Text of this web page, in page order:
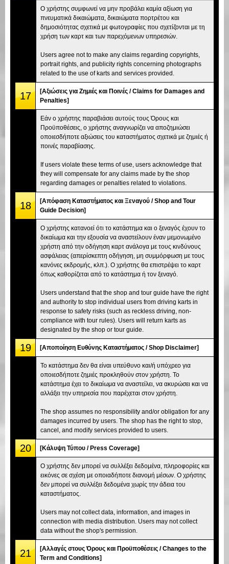
Ο χρήστης συμφωνεί να μην προβάλει καμία αξίωση για
πνευματικά δικαιώματα, δικαιώματα πορτρέτου και
δημοσιότητας σχετικά με φωτογραφίες που σχετίζονται με τη
χρήση των καρτ και των παρεχόμενων υπηρεσιών.
Users agree not to make any claims regarding copyrights,
portrait rights, and publicity rights concerning photographs
related to the use of karts and services provided.
17
[Αξιώσεις για Ζημιές και Ποινές / Claims for Damages and
Penalties]
Εάν ο χρήστης παραβιάσει αυτούς τους Όρους και
Προϋποθέσεις, ο χρήστης αναγνωρίζει να αποζημιώσει
οποιεσδήποτε αξιώσεις του καταστήματος σχετικά με ζημιές ή
ποινές παραβίασης.
If users violate these terms of use, users acknowledge that
they will compensate for any claims made by the shop
regarding damages or penalties related to violations.
18
[Απόφαση Καταστήματος και Ξεναγού / Shop and Tour
Guide Decision]
Ο χρήστης κατανοεί ότι το κατάστημα και ο ξεναγός έχουν το
δικαίωμα και την εξουσία να αναστείλουν έναν μεμονωμένο
χρήστη από την οδήγηση καρτ ανάλογα με τους κινδύνους
ασφάλειας (απερίσκεπτη οδήγηση, μη συμμόρφωση με τους
κανόνες εκδρομής, κλπ.). Ο χρήστης θα επιστρέψει το καρτ
όπως καθορίζεται από το κατάστημα ή τον ξεναγό.
Users understand that the shop and tour guide have the right
and authority to stop individual users from driving karts in
response to safety risks (such as reckless driving, non-
compliance with tour rules). Users will return karts as
designated by the shop or tour guide.
19 [Αποποίηση Ευθύνης Καταστήματος / Shop Disclaimer]
Το κατάστημα δεν θα είναι υπεύθυνο και/ή υπόχρεο για
οποιεσδήποτε ζημιές προκληθούν στον χρήστη. Το
κατάστημα έχει το δικαίωμα να αναστείλει, να ακυρώσει και να
αλλάξει την υπηρεσία που παρέχεται στον χρήστη.
The shop assumes no responsibility and/or obligation for any
damages incurred by users. The shop has the right to stop,
cancel, and modify services provided to users.
20 [Κάλυψη Τύπου / Press Coverage]
Ο χρήστης δεν μπορεί να συλλέξει δεδομένα, πληροφορίες και
εικόνες σε σχέση με οποιαδήποτε διανομή μέσων. Ο χρήστης
δεν μπορεί να συλλέξει δεδομένα χωρίς την άδεια του
καταστήματος.
Users may not collect data, information, and images in
connection with media distribution. Users may not collect
data without the shop's permission.
21
[Αλλαγές στους Όρους και Προϋποθέσεις / Changes to the
Term and Conditions]